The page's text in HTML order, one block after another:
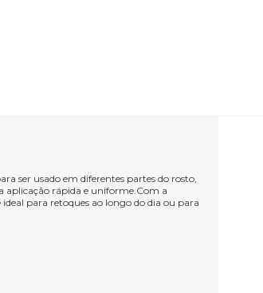
ser usado em diferentes partes do rosto,
aplicação rápida e uniforme.Com a
para retoques ao longo do dia ou para